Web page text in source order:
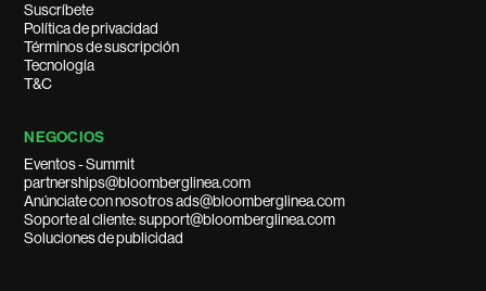
Suscríbete
Política de privacidad
Términos de suscripción
Tecnología
T&C
NEGOCIOS
Eventos - Summit
partnerships@bloomberglinea.com
Anúnciate con nosotros ads@bloomberglinea.com
Soporte al cliente: support@bloomberglinea.com
Soluciones de publicidad